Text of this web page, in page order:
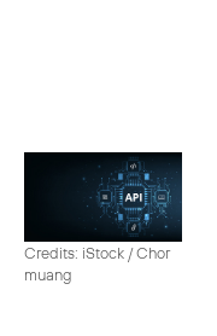
Credits: iStock / Chor
muang